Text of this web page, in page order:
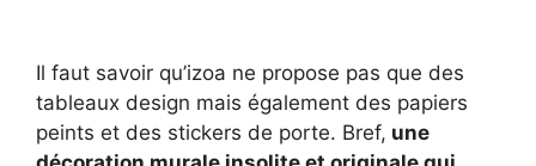
Il faut savoir qu’izoa ne propose pas que des
tableaux design mais également des papiers
peints et des stickers de porte. Bref, une